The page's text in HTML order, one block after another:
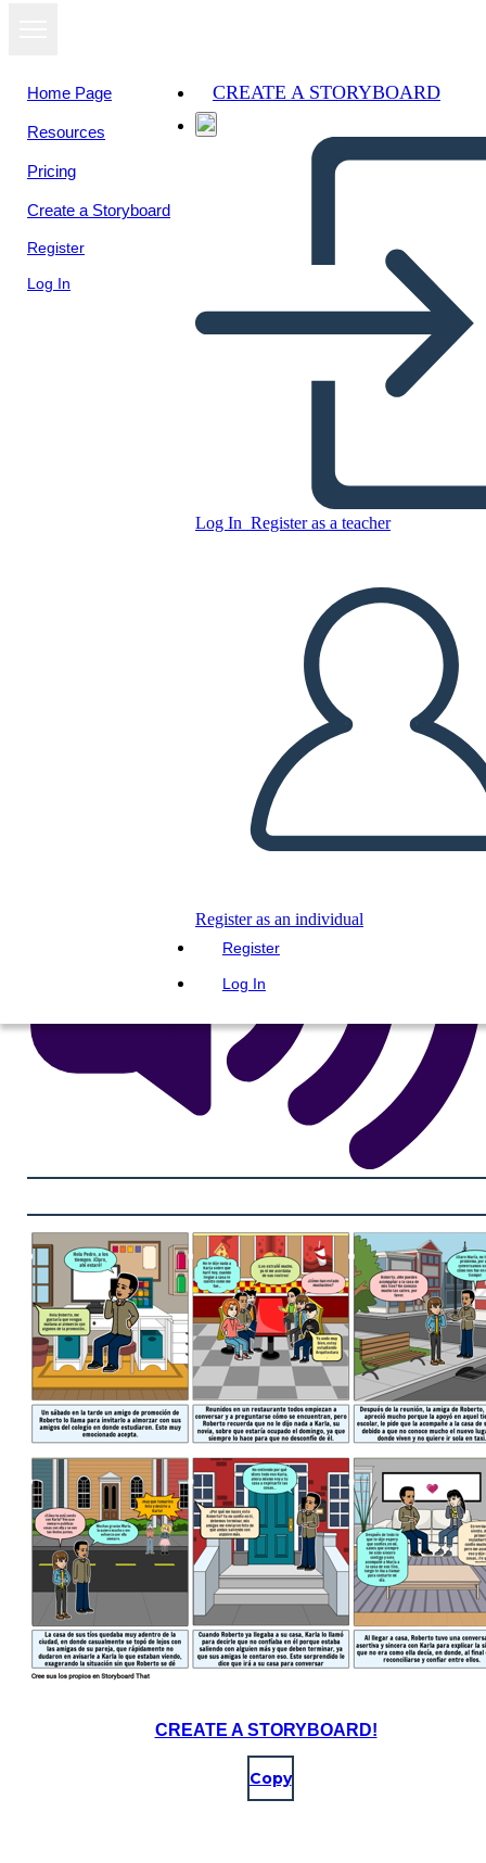
Home Page
Resources
Pricing
Create a Storyboard
Register
Log In
CREATE A STORYBOARD
Log In Register as a teacher
Register as an individual
Register
Log In
problemas en pareja
Copy this Storyboard
CREATE A STORYBOARD
PLAY SLIDESHOW
READ TO ME
View as
slideshow
CREATE A STORYBOARD!
Copy